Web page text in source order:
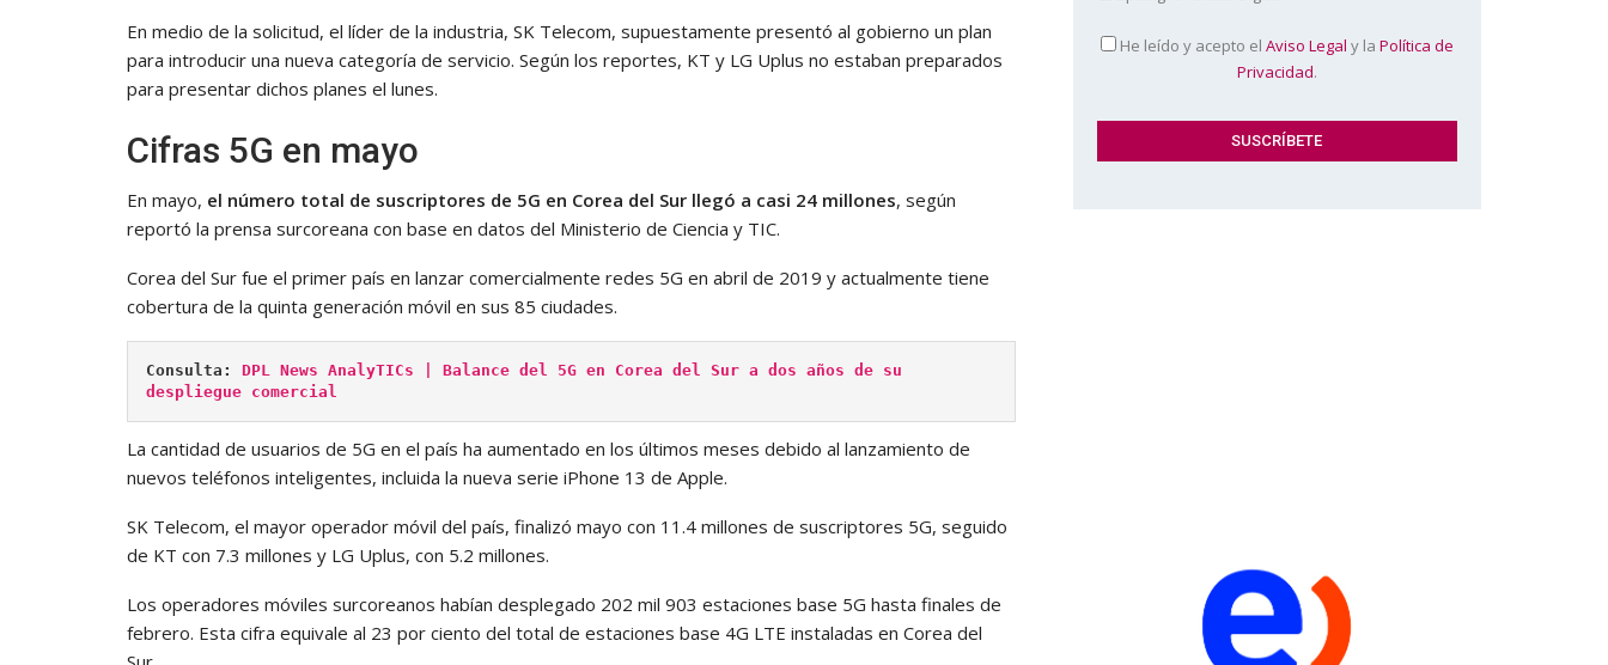
En medio de la solicitud, el líder de la industria, SK Telecom, supuestamente presentó al gobierno un plan
para introducir una nueva categoría de servicio. Según los reportes, KT y LG Uplus no estaban preparados
para presentar dichos planes el lunes.
Cifras 5G en mayo
En mayo, el número total de suscriptores de 5G en Corea del Sur llegó a casi 24 millones, según
reportó la prensa surcoreana con base en datos del Ministerio de Ciencia y TIC.
Corea del Sur fue el primer país en lanzar comercialmente redes 5G en abril de 2019 y actualmente tiene
cobertura de la quinta generación móvil en sus 85 ciudades.
Consulta: DPL News AnalyTICs | Balance del 5G en Corea del Sur a dos años de su
despliegue comercial
La cantidad de usuarios de 5G en el país ha aumentado en los últimos meses debido al lanzamiento de
nuevos teléfonos inteligentes, incluida la nueva serie iPhone 13 de Apple.
SK Telecom, el mayor operador móvil del país, finalizó mayo con 11.4 millones de suscriptores 5G, seguido
de KT con 7.3 millones y LG Uplus, con 5.2 millones.
Los operadores móviles surcoreanos habían desplegado 202 mil 903 estaciones base 5G hasta finales de
febrero. Esta cifra equivale al 23 por ciento del total de estaciones base 4G LTE instaladas en Corea del
He leído y acepto el Aviso Legal y la Política de
Privacidad.